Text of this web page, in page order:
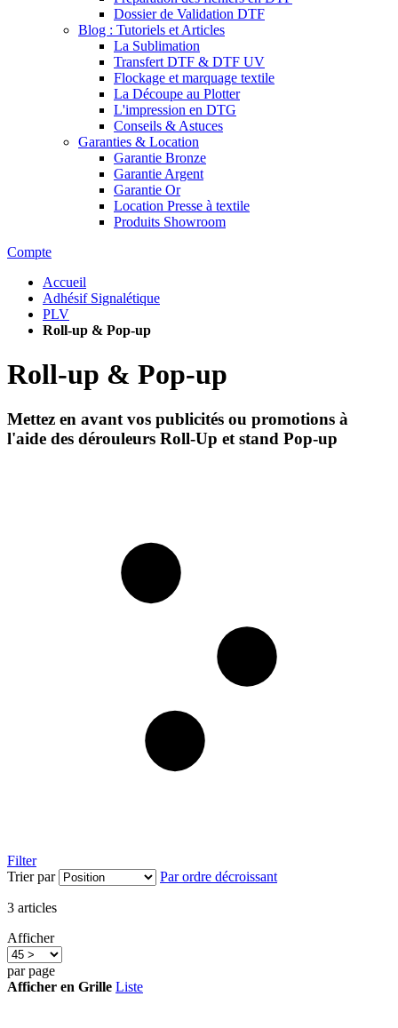
Dossier de Validation DTF
Blog : Tutoriels et Articles
La Sublimation
Transfert DTF & DTF UV
Flockage et marquage textile
La Découpe au Plotter
L'impression en DTG
Conseils & Astuces
Garanties & Location
Garantie Bronze
Garantie Argent
Garantie Or
Location Presse à textile
Produits Showroom
Compte
Accueil
Adhésif Signalétique
PLV
Roll-up & Pop-up
Roll-up & Pop-up
Mettez en avant vos publicités ou promotions à
l'aide des dérouleurs Roll-Up et stand Pop-up
Filter
Trier par
Par ordre décroissant
3 articles
Afficher
par page
Afficher en Grille Liste